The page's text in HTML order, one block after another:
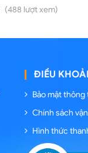
(488 lượt xem)
ĐIỀU
Bảo mật
Chính sách
Hình thức